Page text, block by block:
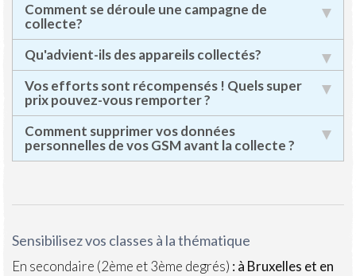
Comment se déroule une campagne de
collecte?
Qu'advient-ils des appareils collectés?
Vos efforts sont récompensés ! Quels super
prix pouvez-vous remporter ?
Comment supprimer vos données
personnelles de vos GSM avant la collecte ?
Sensibilisez vos classes à la thématique
En secondaire (2ème et 3ème degrés) : à Bruxelles et en